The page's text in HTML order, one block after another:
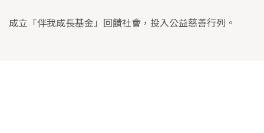
成立「伴我成長基金」回饋社會，投入公益慈善行列。